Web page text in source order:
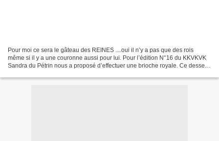
Pour moi ce sera le gâteau des REINES ....oui il n’y a pas que des rois
même si il y a une couronne aussi pour lui. Pour l’édition N°16 du KKVKVK
Sandra du Pétrin nous a proposé d’effectuer une brioche royale. Ce dessert